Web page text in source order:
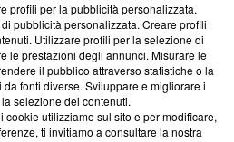
Via Carlo Frasca, 3 - 6900
0690258937
profili per la pubblicità personalizzata.
pubblicità personalizzata. Creare profili
Utilizzare profili per la selezione di
le prestazioni degli annunci. Misurare le
il pubblico attraverso statistiche o la
fonti diverse. Sviluppare e migliorare i
selezione dei contenuti.
utilizziamo sul sito e per modificare,
ti invitiamo a consultare la nostra